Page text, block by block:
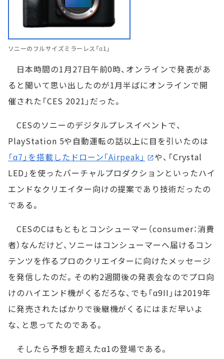
ソニーのフルサイズミラーレス「α1」
日本時間の1月27日午前0時、オンラインで発表があ
ると聞いて思い出したのが1月半ばにオンラインで開
催された「CES 2021」だった。
CESのソニーのデジタルプレスイベントで、
PlayStation 5や自動運転の話以上に目を引いたのは
「α7」を搭載したドローン「Airpeak」
や、「Crystal
LED」を使ったバーチャルプロダクションといったハイ
エンドなクリエイター向けの提案であり技術だったの
である。
CESのCはもともとコンシューマー（consumer：消費
者）なんだけど、ソニーはコンシューマーへ届けるコン
テンツを作るプロのクリエイターに向けたメッセージ
を発信したのだ。その約2週間後の発表会なのでプロ向
けのハイエンド機がくるだろな、でも「α9II」は2019年
に発売されたばかりで後継機がくるにはまだ早いよ
な、と思ってたのである。
そしたら予想を超えたα1の登場である。